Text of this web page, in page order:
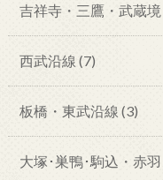
吉祥寺・三鷹・武蔵境
西武沿線 (7)
板橋・東武沿線 (3)
大塚･巣鴨･駒込・赤羽